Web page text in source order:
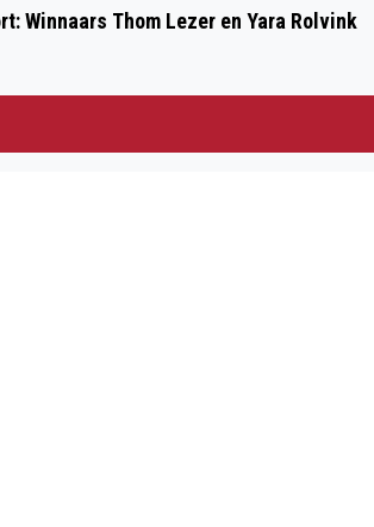
Winnaars Thom Lezer en Yara Rolvink